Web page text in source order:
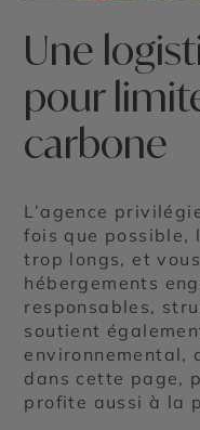
Une
pour
carbone
L’agence
fois que
trop longs, et
hébergements
responsables,
soutient
environnemental,
dans cette page,
profite aussi à la